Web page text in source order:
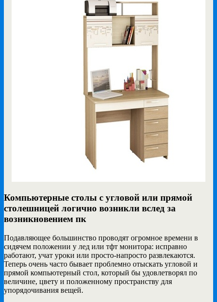
Компьютерные столы с угловой или прямой
столешницей логично возникли вслед за
возникновением пк
Подавляющее большинство проводят огромное времени в
сидячем положении у лед или тфт монитора: исправно
работают, учат уроки или просто-напросто развлекаются.
Теперь очень часто бывает проблемно отыскать угловой и
прямой компьютерный стол, который бы удовлетворял по
величине, цвету и положенному пространству для
упорядочивания вещей.